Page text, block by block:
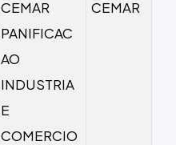
CEMAR
PANIFICAC
AO
INDUSTRIA
E
COMERCIO
CEMAR